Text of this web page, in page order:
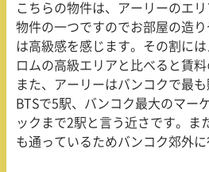
こちらの物件は、アーリーのエ
物件の一つですのでお部屋の造
は高級感を感じます。その割に
ロムの高級エリアと比べると賃料
また、アーリーはバンコクで最
BTSで5駅、バンコク最大のマー
ックまで2駅と言う近さです。ま
も通っているためバンコク郊外に